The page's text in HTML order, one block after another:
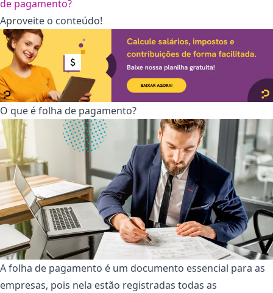
de pagamento?
Aproveite o conteúdo!
O que é folha de pagamento?
A folha de pagamento é um documento essencial para as
empresas, pois nela estão registradas todas as